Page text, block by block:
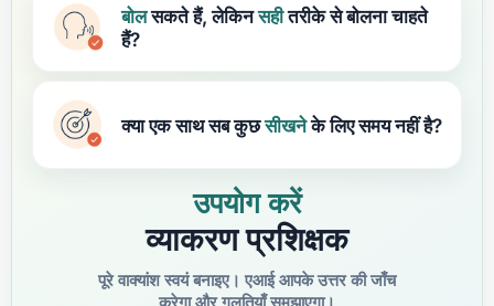
बोलसकते हैं, लेकिनसहीतरीके से बोलना चाहते
हैं?
क्या एक साथ सब कुछसीखनेके लिए समय नहीं है?
उपयोग करें
व्याकरण प्रशिक्षक
पूरे वाक्यांश स्वयं बनाइए। एआई आपके उत्तर की जाँच